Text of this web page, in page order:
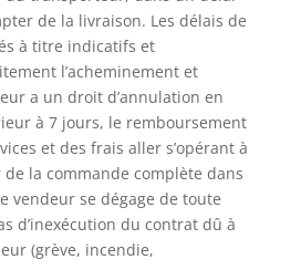
de la livraison. Les délais de
à titre indicatifs et
l’acheminement et
a un droit d’annulation en
à 7 jours, le remboursement
et des frais aller s’opérant à
la commande complète dans
vendeur se dégage de toute
d’inexécution du contrat dû à
(grève, incendie,